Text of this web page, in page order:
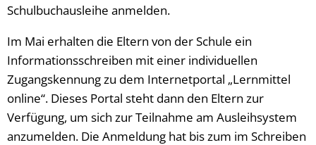
Vergabeverfahren
Wahlen
Informationen zur E-
Meldeamt
Ordnungsamt
Schiedsmann
Schulbuchausleihe anmelden.
Im Mai erhalten die Eltern von der Schule ein
Informationsschreiben mit einer individuellen
Zugangskennung zu dem Internetportal „Lernmittel
online“. Dieses Portal steht dann den Eltern zur
Verfügung, um sich zur Teilnahme am Ausleihsystem
anzumelden. Die Anmeldung hat bis zum im Schreiben